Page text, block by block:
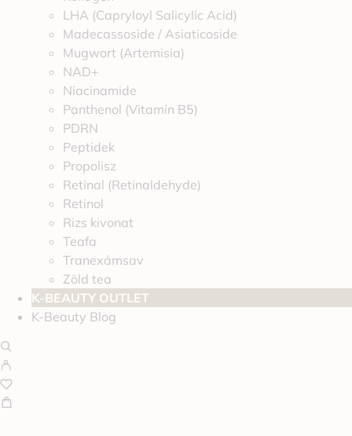
LHA (Capryloyl Salicylic Acid)
Madecassoside / Asiaticoside
Mugwort (Artemisia)
NAD+
Niacinamide
Panthenol (Vitamin B5)
PDRN
Peptidek
Propolisz
Retinal (Retinaldehyde)
Retinol
Rizs kivonat
Teafa
Tranexámsav
Zöld tea
K-BEAUTY OUTLET
K-Beauty Blog